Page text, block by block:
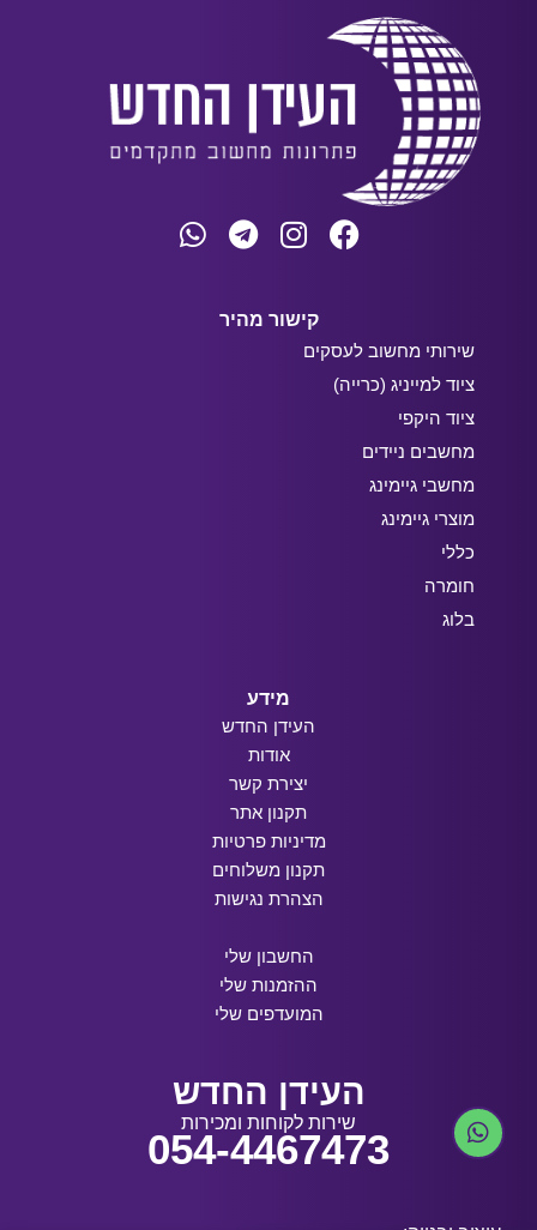
קישור מהיר
שירותי מחשוב לעסקים
ציוד למייניג (כרייה)
ציוד היקפי
מחשבים ניידים
מחשבי גיימינג
מוצרי גיימינג
כללי
חומרה
בלוג
מידע
העידן החדש
אודות
יצירת קשר
תקנון אתר
מדיניות פרטיות
תקנון משלוחים
הצהרת נגישות
החשבון שלי
ההזמנות שלי
המועדפים שלי
העידן החדש
שירות לקוחות ומכירות
054-4467473